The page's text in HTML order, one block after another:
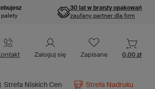
palety
30 lat w branży opakowań
zaufany partner dla firm
Zaloguj się Zapisane 0,00 zł
Strefa Niskich Cen Strefa Nadruku